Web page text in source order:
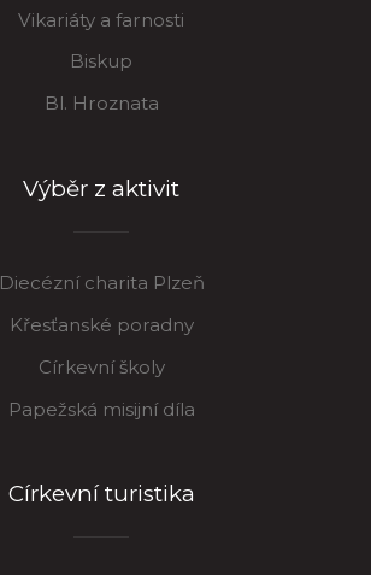
Vikariáty a farnosti
Biskup
Bl. Hroznata
Výběr z aktivit
Diecézní charita Plzeň
Křesťanské poradny
Církevní školy
Papežská misijní díla
Církevní turistika